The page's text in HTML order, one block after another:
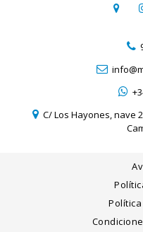
C/ Los Hayones, nave